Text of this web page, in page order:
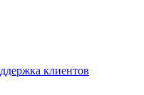
клиентов